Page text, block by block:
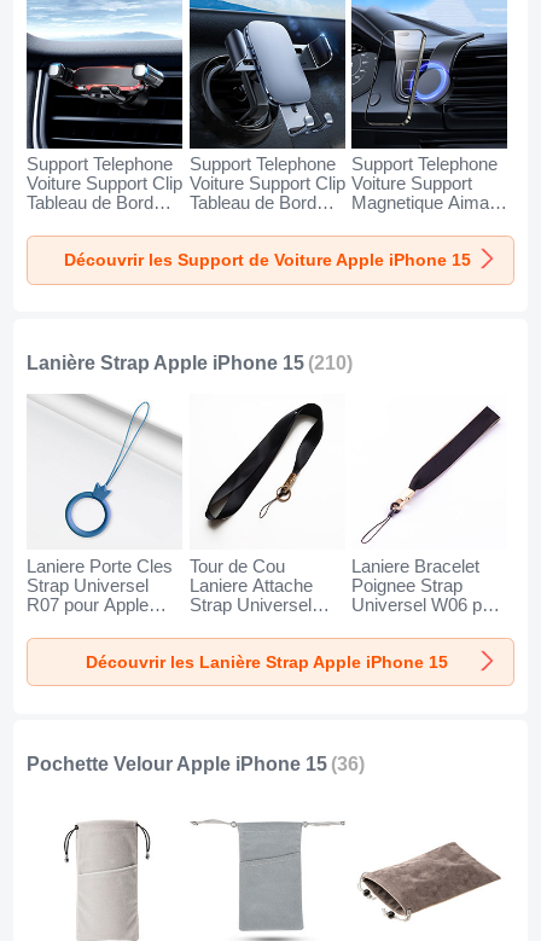
Support Telephone
Voiture Support Clip
Tableau de Bord
Apple iPhone 15
Support Telephone
Voiture Support Clip
Tableau de Bord
Apple iPhone 15
Noir
Support Telephone
Voiture Support
Magnetique Aimant
Universel BS1 pour
Apple iPhone 15
Noir
Découvrir les Support de Voiture Apple iPhone 15
Lanière Strap Apple iPhone 15 (210)
Laniere Porte Cles
Strap Universel
R07 pour Apple
Tour de Cou
Laniere Attache
Strap Universel
iPhone 15 Noir
Laniere Bracelet
Poignee Strap
Universel W06 pour
Noir
Découvrir les Lanière Strap Apple iPhone 15
Pochette Velour Apple iPhone 15 (36)